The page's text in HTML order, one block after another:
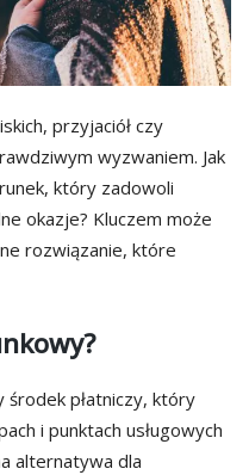
przyjaciół czy
wyzwaniem. Jak
który zadowoli
okazje? Kluczem może
rozwiązanie, które
płatniczy, który
i punktach usługowych
alternatywa dla